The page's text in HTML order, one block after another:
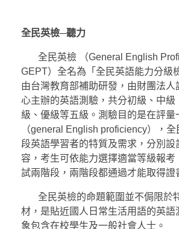
全民英檢─聽力
全民英檢 （General English
GEPT）全名為「全民英語能力分級
由台灣教育部補助研發，由財團法人
心主辦的英語測驗，共分初級、中級
級、優級等五級。測驗目的是在評量
（general English proficiency），
段英語學習者的特質及需求，分別設
容，考生可依能力選擇適當等級報考
試兩階段，兩階段都通過才能取得證
全民英檢的命題範圍並不侷限於
材，是貼近國人日常生活用語的英語
象包含在校學生及一般社會人士。